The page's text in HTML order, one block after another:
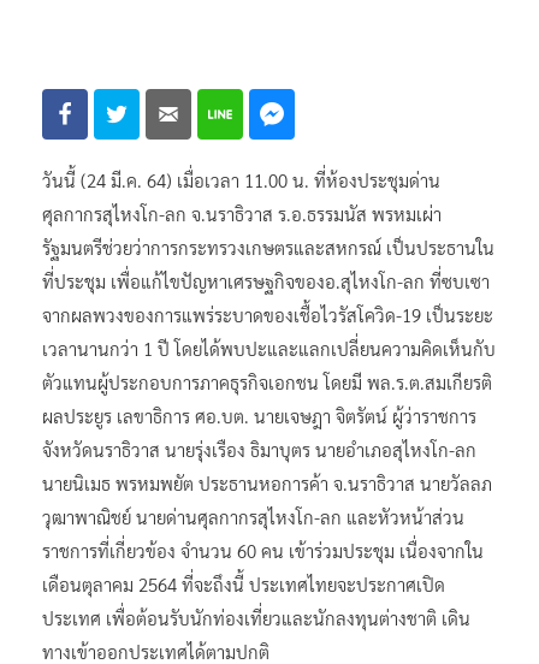
วันนี้ (24 มี.ค. 64) เมื่อเวลา 11.00 น. ที่ห้องประชุมด่าน
ศุลกากรสุไหงโก-ลก จ.นราธิวาส ร.อ.ธรรมนัส พรหมเผ่า
รัฐมนตรีช่วยว่าการกระทรวงเกษตรและสหกรณ์ เป็นประธานใน
ที่ประชุม เพื่อแก้ไขปัญหาเศรษฐกิจของอ.สุไหงโก-ลก ที่ซบเซา
จากผลพวงของการแพร่ระบาดของเชื้อไวรัสโควิด-19 เป็นระยะ
เวลานานกว่า 1 ปี โดยได้พบปะและแลกเปลี่ยนความคิดเห็นกับ
ตัวแทนผู้ประกอบการภาคธุรกิจเอกชน โดยมี พล.ร.ต.สมเกียรติ
ผลประยูร เลขาธิการ ศอ.บต. นายเจษฎา จิตรัตน์ ผู้ว่าราชการ
จังหวัดนราธิวาส นายรุ่งเรือง ธิมาบุตร นายอำเภอสุไหงโก-ลก
นายนิเมธ พรหมพยัต ประธานหอการค้า จ.นราธิวาส นายวัลลภ
วุฒาพาณิชย์ นายด่านศุลกากรสุไหงโก-ลก และหัวหน้าส่วน
ราชการที่เกี่ยวข้อง จำนวน 60 คน เข้าร่วมประชุม เนื่องจากใน
เดือนตุลาคม 2564 ที่จะถึงนี้ ประเทศไทยจะประกาศเปิด
ประเทศ เพื่อต้อนรับนักท่องเที่ยวและนักลงทุนต่างชาติ เดิน
ทางเข้าออกประเทศได้ตามปกติ